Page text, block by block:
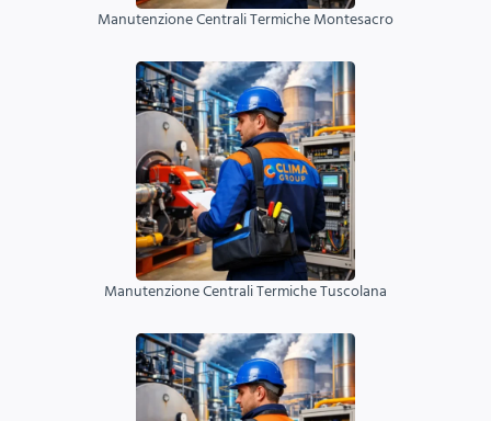
Manutenzione Centrali Termiche Montesacro
Manutenzione Centrali Termiche Tuscolana